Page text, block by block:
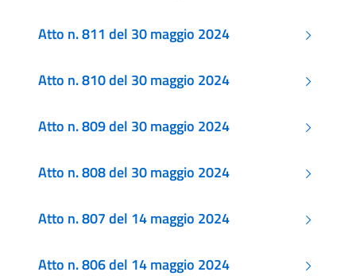
Atto n. 811 del 30 maggio 2024
Atto n. 810 del 30 maggio 2024
Atto n. 809 del 30 maggio 2024
Atto n. 808 del 30 maggio 2024
Atto n. 807 del 14 maggio 2024
Atto n. 806 del 14 maggio 2024